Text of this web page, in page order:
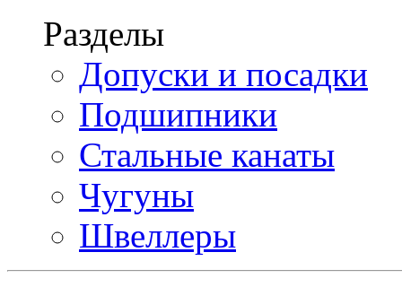
Разделы
Допуски и посадки
Подшипники
Стальные канаты
Чугуны
Швеллеры